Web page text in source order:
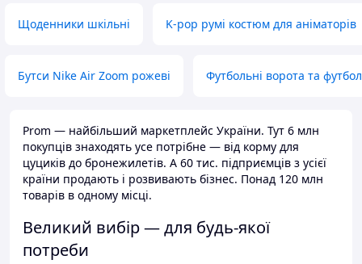
Щоденники шкільні K-pop румі костюм для аніматорів
Бутси Nike Air Zoom рожеві Футбольні ворота та
Prom — найбільший маркетплейс України. Тут 6 млн
покупців знаходять усе потрібне — від корму для
цуциків до бронежилетів. А 60 тис. підприємців з усієї
країни продають і розвивають бізнес. Понад 120 млн
товарів в одному місці.
Великий вибір — для будь-якої
потреби